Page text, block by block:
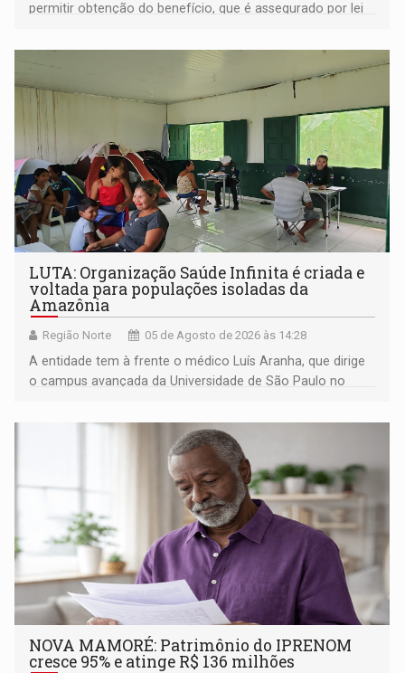
permitir obtenção do benefício, que é assegurado por lei
LUTA: Organização Saúde Infinita é criada e
voltada para populações isoladas da
Amazônia
Região Norte 05 de Agosto de 2026 às 14:28
A entidade tem à frente o médico Luís Aranha, que dirige
o campus avançada da Universidade de São Paulo no
NOVA MAMORÉ: Patrimônio do IPRENOM
cresce 95% e atinge R$ 136 milhões